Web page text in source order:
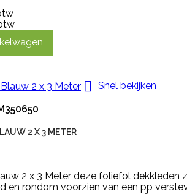
 Snel bekijken
2 X 3 METER
2 x 3 Meter deze foliefol dekkleden
en rondom voorzien van een pp